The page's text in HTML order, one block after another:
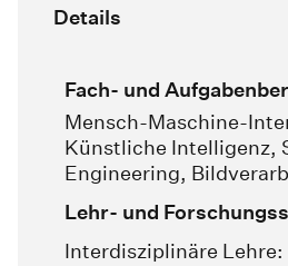
Details
Fach- und
Mensch-Maschine-
Künstliche Intelligenz,
Engineering,
Lehr- und
Interdisziplinäre